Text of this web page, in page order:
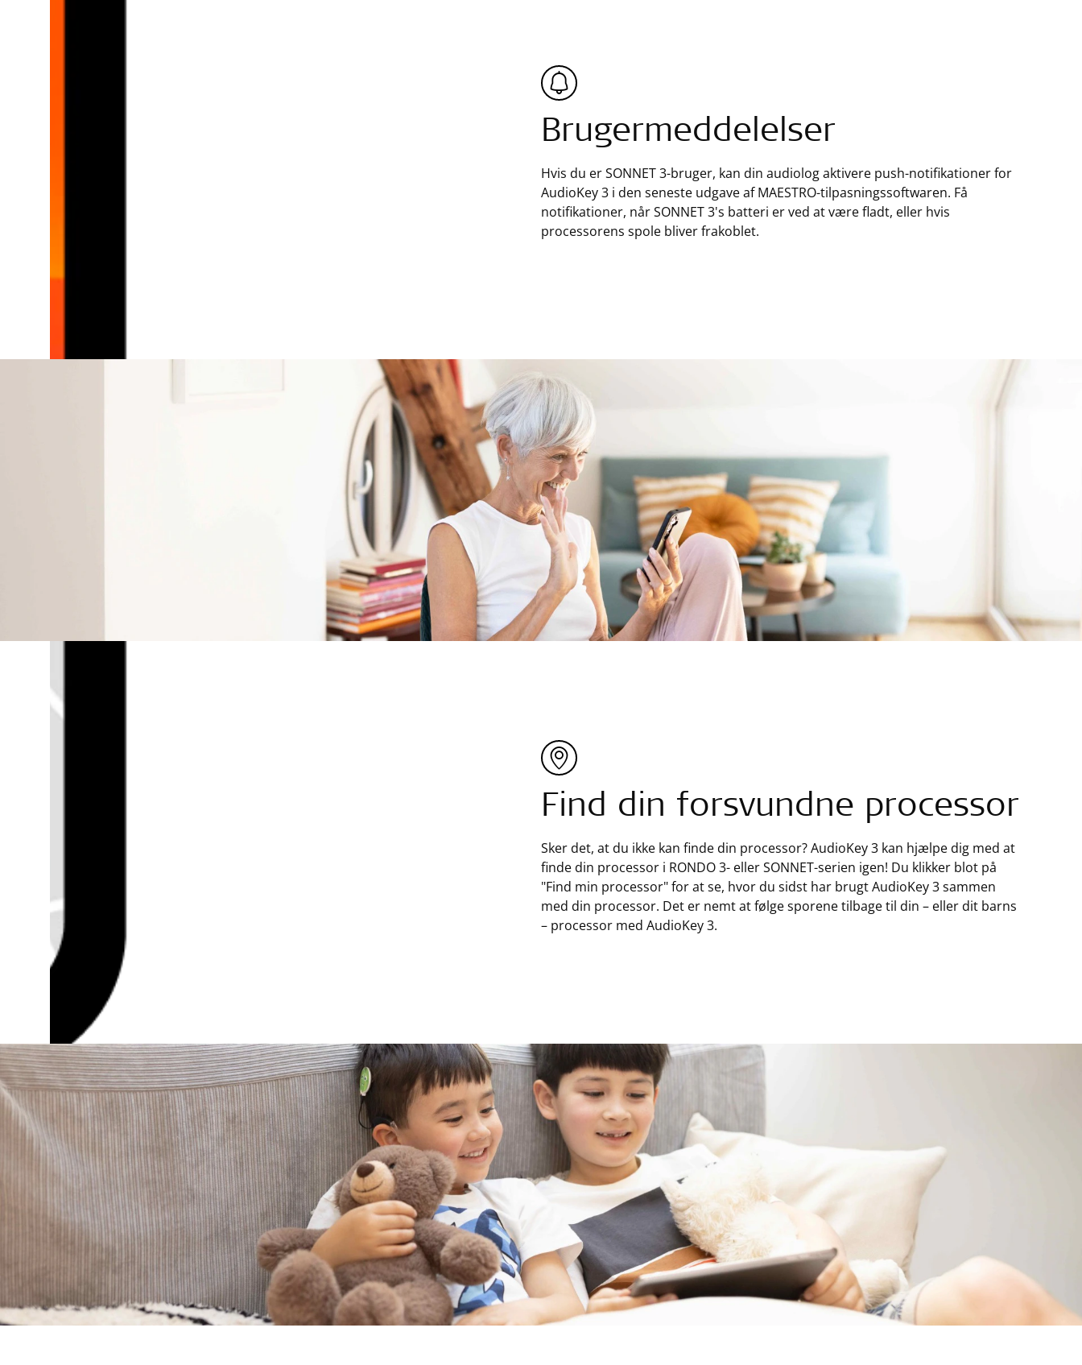
Brugermeddelelser
Hvis du er SONNET 3-bruger, kan din audiolog aktivere push-notifikationer for
AudioKey 3 i den seneste udgave af MAESTRO-tilpasningssoftwaren. Få
notifikationer, når SONNET 3's batteri er ved at være fladt, eller hvis
processorens spole bliver frakoblet.
Find din forsvundne processor
Sker det, at du ikke kan finde din processor? AudioKey 3 kan hjælpe dig med at
finde din processor i RONDO 3- eller SONNET-serien igen! Du klikker blot på
"Find min processor" for at se, hvor du sidst har brugt AudioKey 3 sammen
med din processor. Det er nemt at følge sporene tilbage til din – eller dit barns
– processor med AudioKey 3.